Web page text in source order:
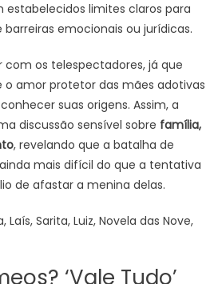
limites claros para
barreiras emocionais ou jurídicas.
os telespectadores, já que
amor protetor das mães adotivas
suas origens. Assim, a
discussão sensível sobre família,
, revelando que a batalha de
mais difícil do que a tentativa
de afastar a menina delas.
Laís, Sarita, Luiz, Novela das Nove,
‘Vale Tudo’